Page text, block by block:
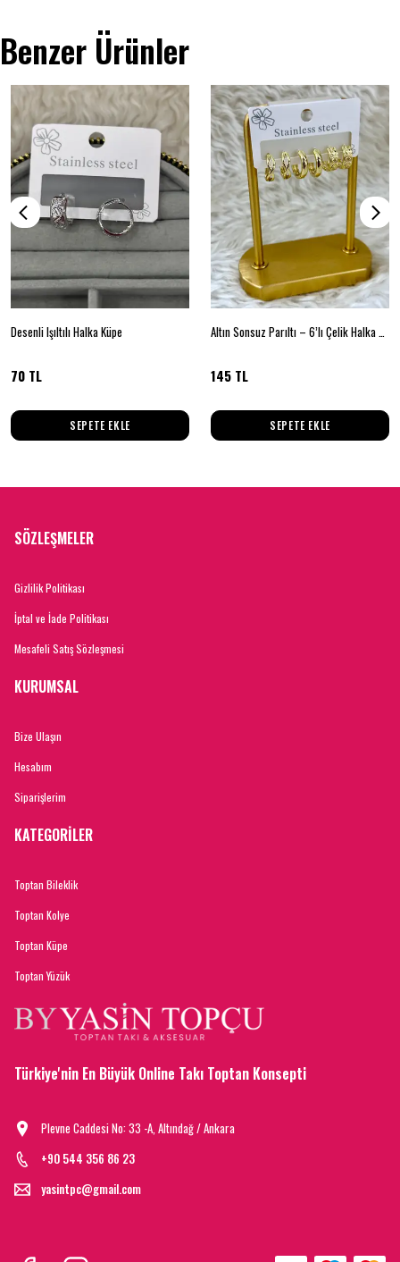
Benzer Ürünler
Desenli Işıltılı Halka Küpe
70 TL
SEPETE EKLE
Altın Sonsuz Parıltı – 6’lı Çelik Halka Setİ
145 TL
SEPETE EKLE
SÖZLEŞMELER
Gizlilik Politikası
İptal ve İade Politikası
Mesafeli Satış Sözleşmesi
KURUMSAL
Bize Ulaşın
Hesabım
Siparişlerim
KATEGORİLER
Toptan Bileklik
Toptan Kolye
Toptan Küpe
Toptan Yüzük
Türkiye'nin En Büyük Online Takı Toptan Konsepti
Plevne Caddesi No: 33 -A, Altındağ / Ankara
+90 544 356 86 23
yasintpc@gmail.com